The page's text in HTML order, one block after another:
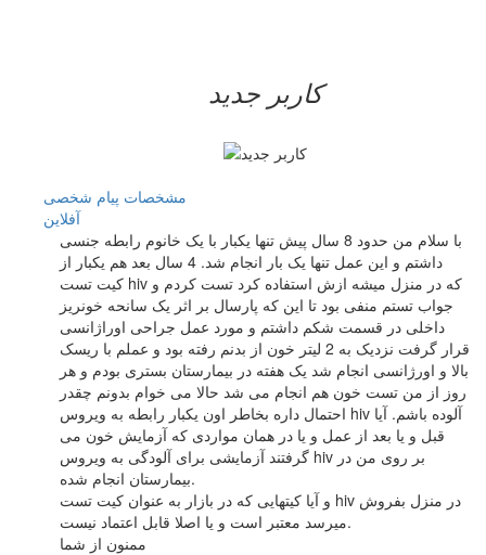
کاربر جدید
مشخصات پیام شخصی
آفلاين
با سلام من حدود 8 سال پیش تنها یکبار با یک خانوم رابطه جنسی
داشتم و این عمل تنها یک بار انجام شد. 4 سال بعد هم یکبار از
کیت تست hiv که در منزل میشه ازش استفاده کرد تست کردم و
جواب تستم منفی بود تا این که پارسال بر اثر یک سانحه خونریز
داخلی در قسمت شکم داشتم و مورد عمل جراحی اوراژانسی
قرار گرفت نزدیک به 2 لیتر خون از بدنم رفته بود و عملم با ریسک
بالا و اورژانسی انجام شد یک هفته در بیمارستان بستری بودم و هر
روز از من تست خون هم انجام می شد حالا می خوام بدونم چقدر
احتمال داره بخاطر اون یکبار رابطه به ویروس hiv آلوده باشم. آیا
قبل و یا بعد از عمل و یا در همان مواردی که آزمایش خون می
گرفتند آزمایشی برای آلودگی به ویروس hiv بر روی من در
بیمارستان انجام شده.
و آیا کیتهایی که در بازار به عنوان کیت تست hiv در منزل بفروش
میرسد معتبر است و یا اصلا قابل اعتماد نیست.
ممنون از شما